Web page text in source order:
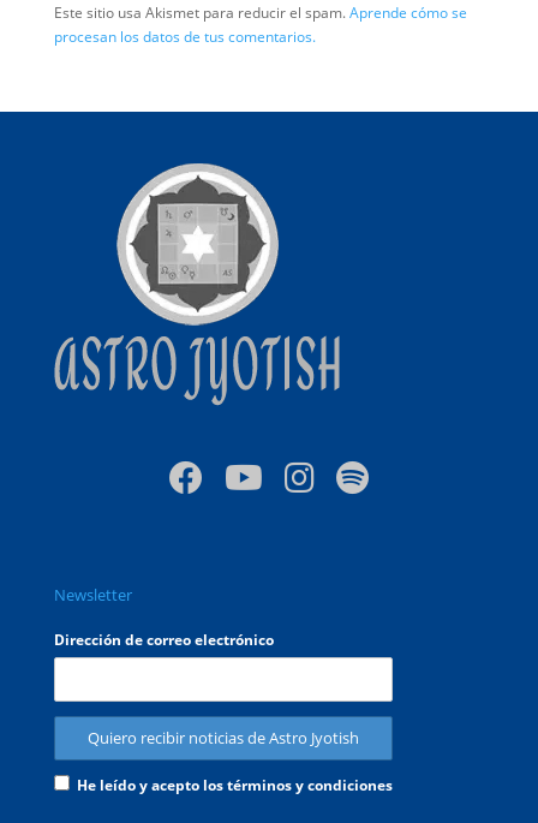
Este sitio usa Akismet para reducir el spam.Aprende cómo se
procesan los datos de tus comentarios.
Newsletter
Dirección de correo electrónico
He leído y acepto los términos y condiciones